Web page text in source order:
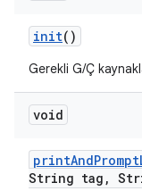
init()
Gerekli G/Ç
void
printAndPrompt
String tag ,